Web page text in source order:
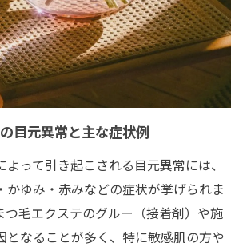
ー体質でも安心なまつエク対策
まつエククリーム活用のポイント
で敏感肌が避けたい接着剤の特徴
かゆみ対策に役立つ知識まとめ
施術後の腫れやかゆみの原因と対
によるアレルギー症状の見分け方
れた場合の正しいまつエク対処法
元にも安心なまつエクケア方法
目元異常と主な症状例
よって引き起こされる目元異常には、
かゆみ・赤みなどの症状が挙げられま
つ毛エクステのグルー（接着剤）や施
となることが多く、特に敏感肌の方や